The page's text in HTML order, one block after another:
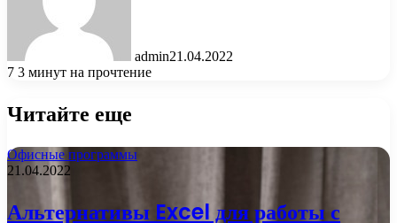
admin21.04.2022
7 3 минут на прочтение
Читайте еще
Офисные программы
21.04.2022
Альтернативы Excel для работы с